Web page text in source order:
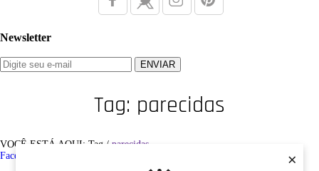
×
Newsletter
Tag: parecidas
VOCÊ ESTÁ AQUI: Tag / parecidas
Facebook